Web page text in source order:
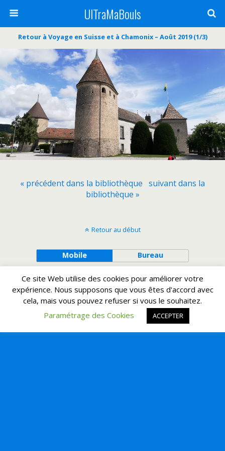
UlTraMaBouls
Retour à Voyage en Suisse et à Chamonix – Août 2019 (1/3)
« précédent dans la bibliothèque suivant dans la
bibliothèque »
Retour au début
Mobile Bureau
Ce site Web utilise des cookies pour améliorer votre
expérience. Nous supposons que vous êtes d'accord avec
cela, mais vous pouvez refuser si vous le souhaitez.
Paramétrage des Cookies
ACCEPTER